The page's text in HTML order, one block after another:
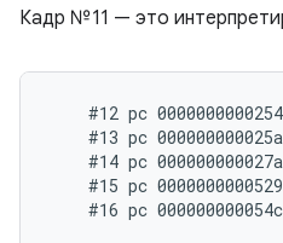
Кадр №11 — это
#12 pc
#13 pc
#14 pc
#15 pc